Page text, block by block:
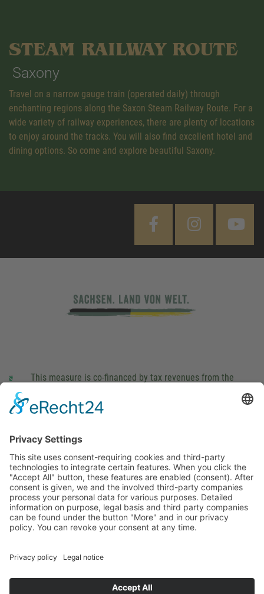
STEAM RAILWAY ROUTE
Saxony
Travel on a narrow gauge train (operated daily) through
enchanting regions along the Saxon Steam Railway Route. For a
wide variety of railway experiences, there are plenty of locations
to enjoy around the tracks. You will also find excellent hotel and
dining options. So come and explore beautiful Saxony.
This measure is co-financed by tax revenues from the
Landtag (parliament).
This site uses consent-requiring cookies and third-party
technologies to integrate certain features. When you click the
"Accept All" button, these features are enabled (consent).
After consent is given, we and the involved third-party
companies process your personal data for various purposes.
companies can be found under the button "More" and in our